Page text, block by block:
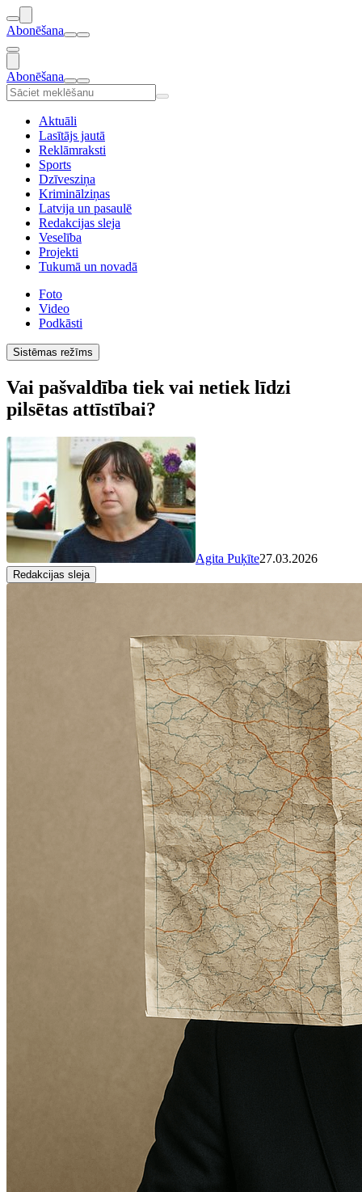
Abonēšana
Abonēšana
Aktuāli
Lasītājs jautā
Reklāmraksti
Sports
Dzīvesziņa
Kriminālziņas
Latvija un pasaulē
Redakcijas sleja
Veselība
Projekti
Tukumā un novadā
Foto
Video
Podkāsti
Sistēmas režīms
Vai pašvaldība tiek vai netiek līdzi
pilsētas attīstībai?
Agita Puķīte27.03.2026
Redakcijas sleja